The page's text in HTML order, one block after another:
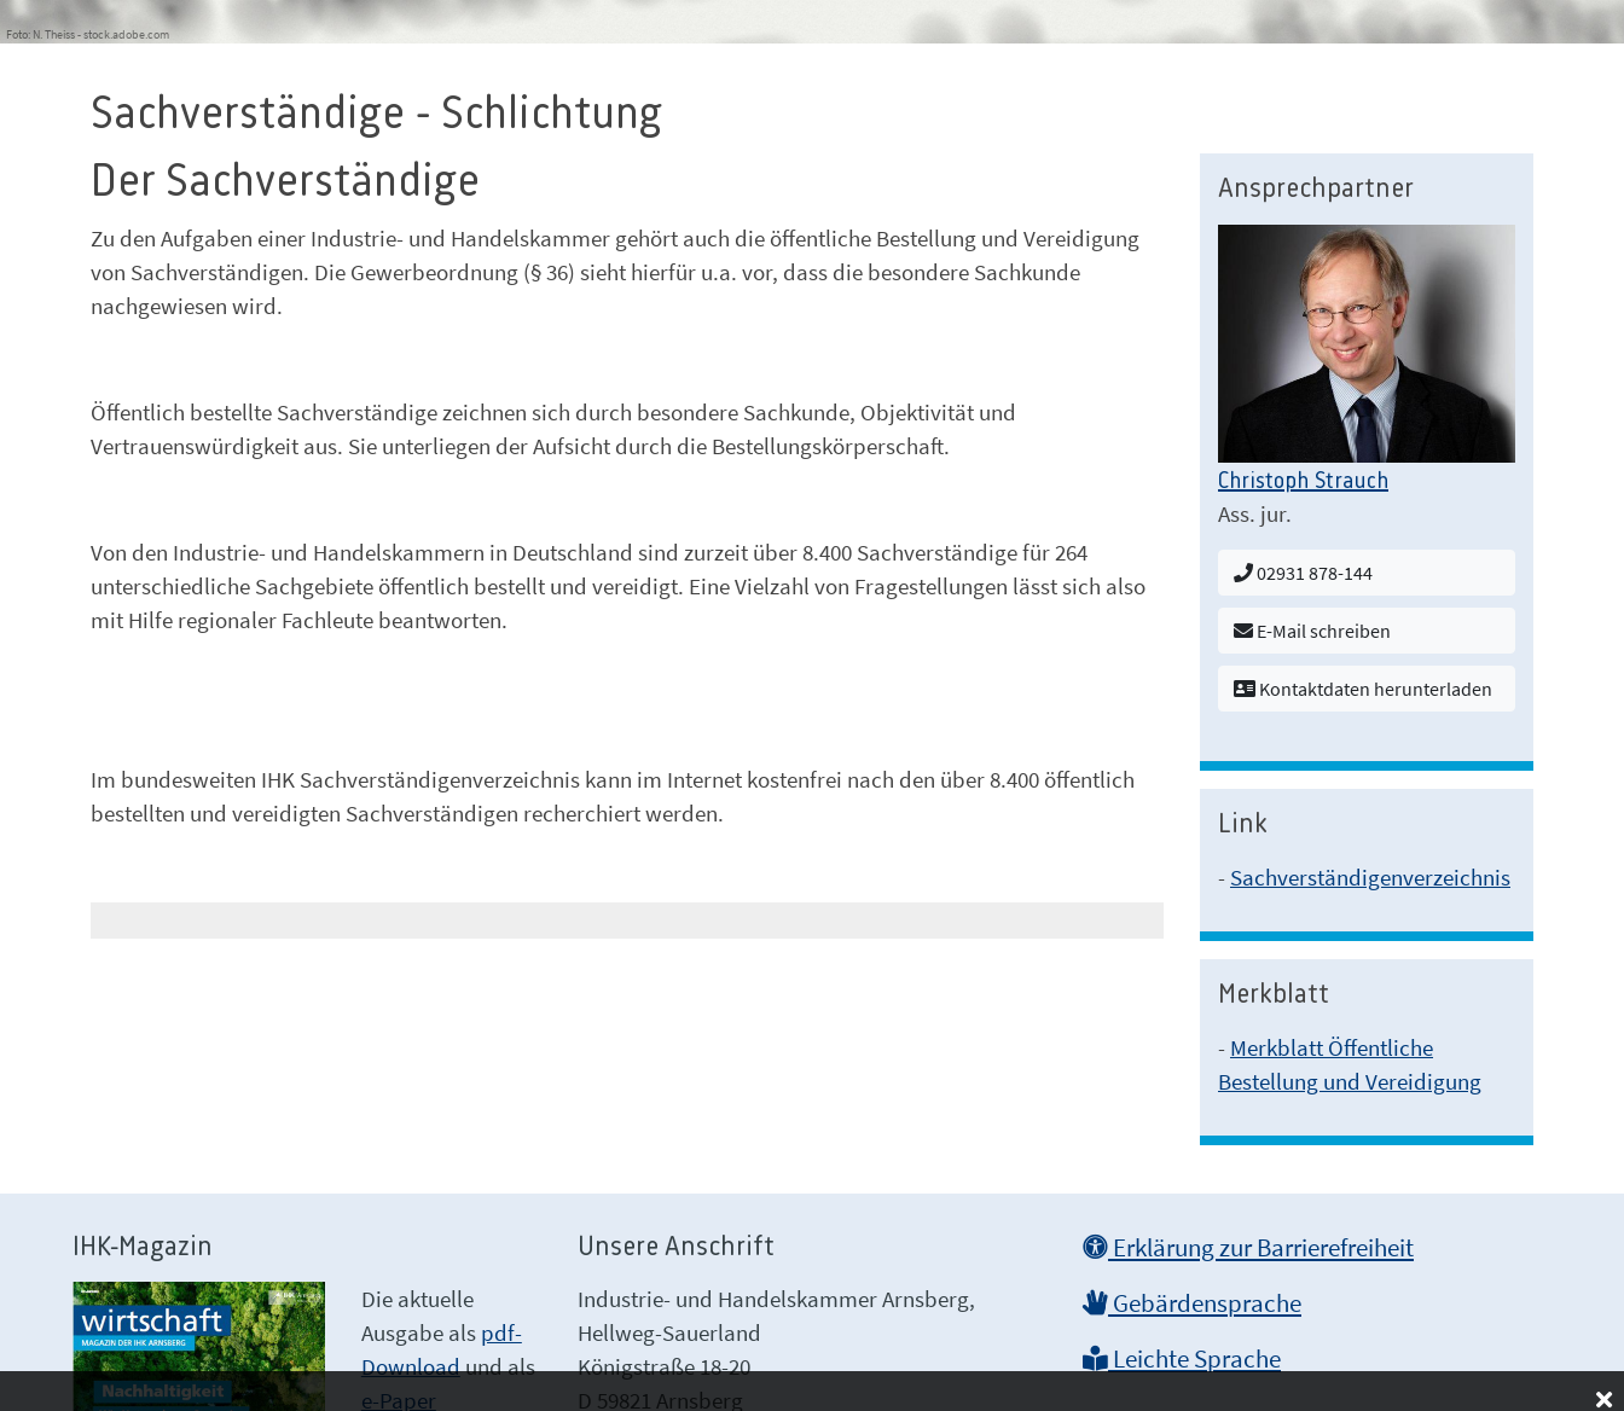
Foto: N. Theiss - stock.adobe.com
Sachverständige - Schlichtung
Der Sachverständige
Zu den Aufgaben einer Industrie- und Handelskammer gehört auch die öffentliche Bestellung und Vereidigung
von Sachverständigen. Die Gewerbeordnung (§ 36) sieht hierfür u.a. vor, dass die besondere Sachkunde
nachgewiesen wird.
Öffentlich bestellte Sachverständige zeichnen sich durch besondere Sachkunde, Objektivität und
Vertrauenswürdigkeit aus. Sie unterliegen der Aufsicht durch die Bestellungskörperschaft.
Von den Industrie- und Handelskammern in Deutschland sind zurzeit über 8.400 Sachverständige für 264
unterschiedliche Sachgebiete öffentlich bestellt und vereidigt. Eine Vielzahl von Fragestellungen lässt sich also
mit Hilfe regionaler Fachleute beantworten.
Im bundesweiten IHK Sachverständigenverzeichnis kann im Internet kostenfrei nach den über 8.400 öffentlich
bestellten und vereidigten Sachverständigen recherchiert werden.
Ansprechpartner
Christoph Strauch
Ass. jur.
02931 878-144
E-Mail schreiben
Kontaktdaten herunterladen
Link
- Sachverständigenverzeichnis
Merkblatt
- Merkblatt Öffentliche
Bestellung und Vereidigung
IHK-Magazin
Die aktuelle
Ausgabe als pdf-
Downloadund als
e-Paper
Unsere Anschrift
Industrie- und Handelskammer Arnsberg,
Hellweg-Sauerland
Königstraße 18-20
D 59821 Arnsberg
Erklärung zur Barrierefreiheit
Gebärdensprache
Leichte Sprache